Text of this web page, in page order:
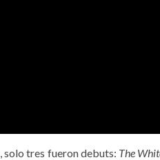
solo tres fueron debuts: The